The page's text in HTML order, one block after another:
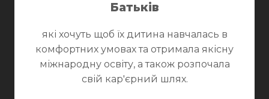
Батьків
які хочуть щоб їх дитина навчалась в
комфортних умовах та отримала якісну
міжнародну освіту, а також розпочала
свій кар'єрний шлях.